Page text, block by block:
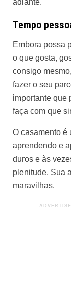
adiante.
Tempo
Embora possa
o que gosta,
consigo
fazer o seu
importante que
faça com que
O casamento é
aprendendo e
duros e às
plenitude. Sua
maravilhas.